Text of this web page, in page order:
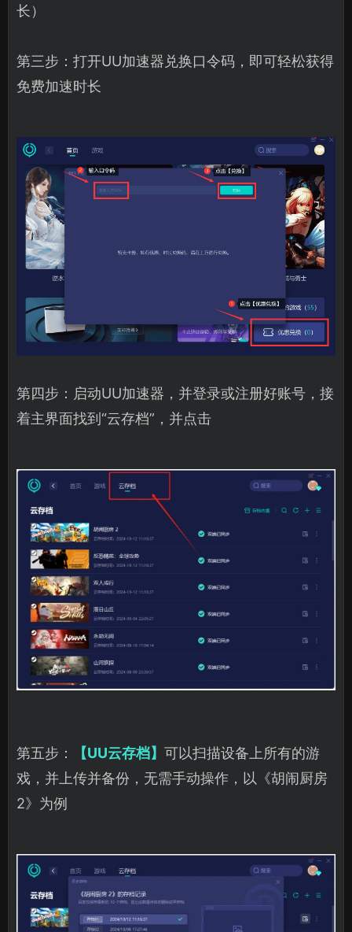
长）
第三步：打开UU加速器兑换口令码，即可轻松获得
免费加速时长
第四步：启动UU加速器，并登录或注册好账号，接
着主界面找到“云存档”，并点击
第五步： 【UU云存档】 可以扫描设备上所有的游
戏，并上传并备份，无需手动操作，以《胡闹厨房
2》为例